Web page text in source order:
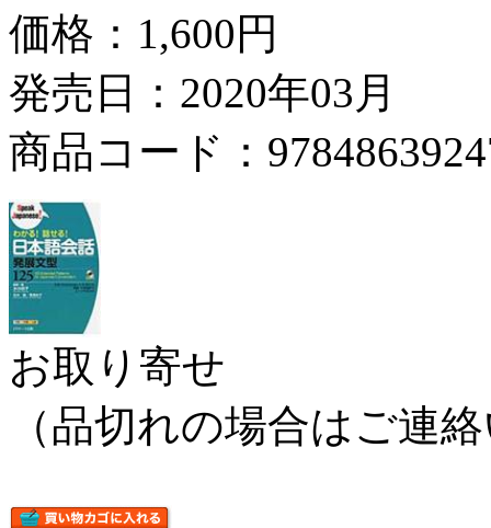
価格： 1,600円
発売日：2020年03月
商品コード：
お取り寄せ
（品切れの場合はご連